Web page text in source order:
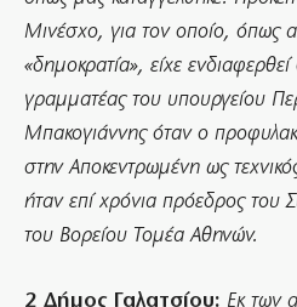
Μινέσχο, για τον οποίο, όπως
«δημοκρατία», είχε ενδιαφερθεί
γραμματέας του υπουργείου
Μπακογιάννης όταν ο
στην Αποκεντρωμένη ως
ήταν επί χρόνια πρόεδρος του
του Βορείου Τομέα Αθηνών.
2 Δήμος Γαλατσίου: Εκ των